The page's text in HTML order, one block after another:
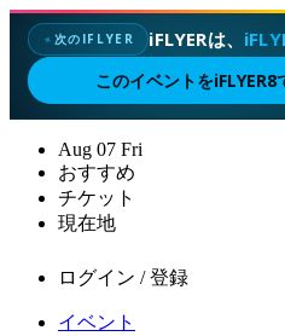
✦次のIFLYER iFLYERは、
このイベントをiFLYER8
Aug 07 Fri
おすすめ
チケット
現在地
ログイン / 登録
イベント